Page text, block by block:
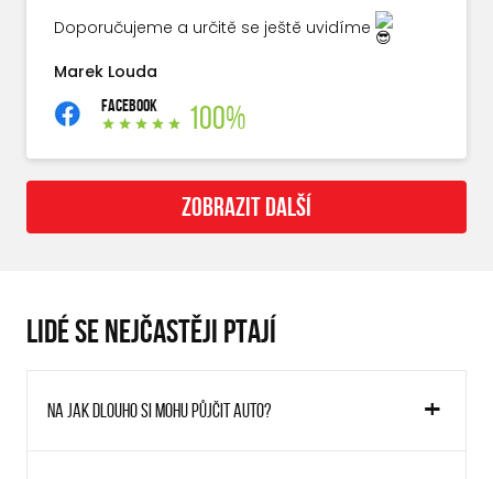
Doporučujeme a určitě se ještě uvidíme
Marek Louda
FACEBOOK 100%
ZOBRAZIT DALŠÍ
LIDÉ SE NEJČASTĚJI PTAJÍ
Na jak dlouho si mohu půjčit auto?